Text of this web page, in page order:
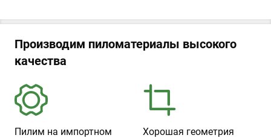
Производим пиломатериалы высокого
качества
Пилим на импортном
Хорошая геометрия